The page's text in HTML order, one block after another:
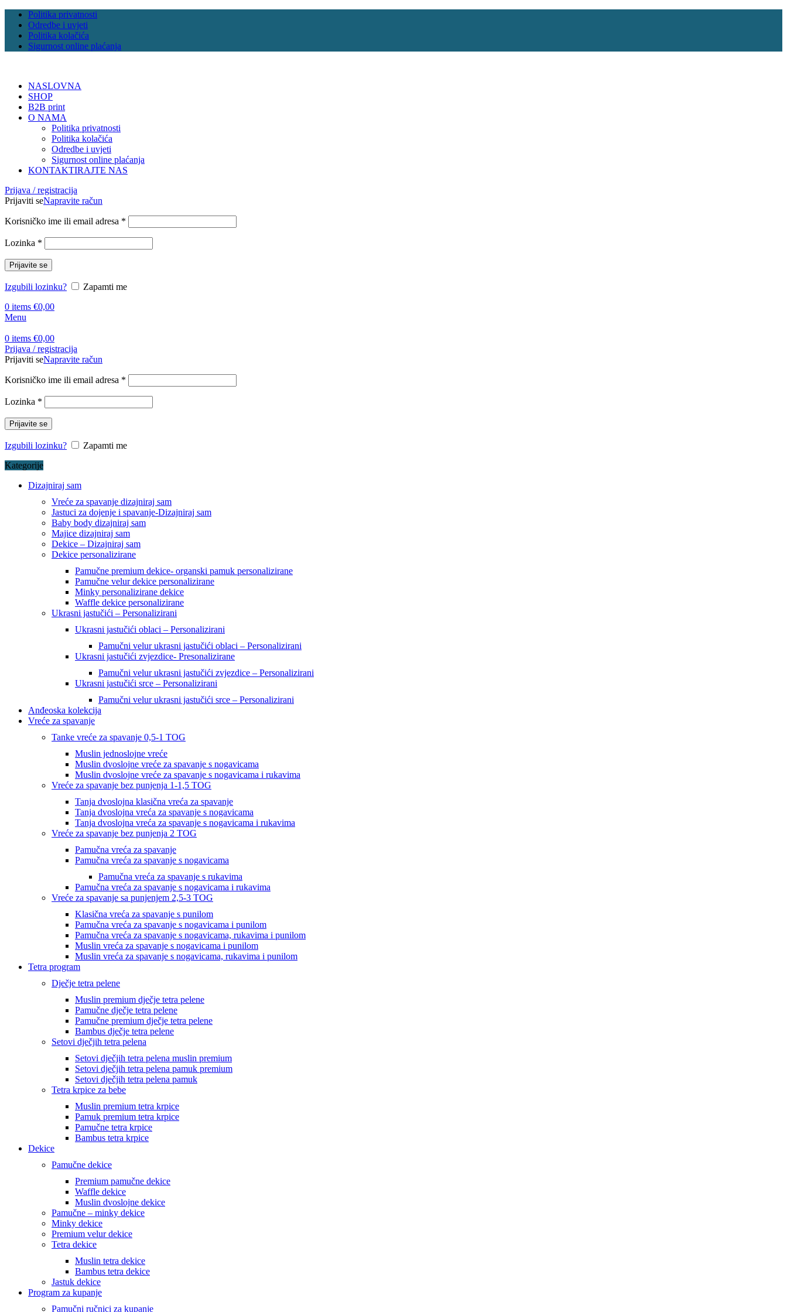
Politika privatnosti
Odredbe i uvjeti
Politika kolačića
Sigurnost online plaćanja
NASLOVNA
SHOP
B2B print
O NAMA
Politika privatnosti
Politika kolačića
Odredbe i uvjeti
Sigurnost online plaćanja
KONTAKTIRAJTE NAS
Prijava / registracija
Prijaviti seNapravite račun
Korisničko ime ili email adresa *
Lozinka *
Prijavite se
Izgubili lozinku?
Zapamti me
0 items €0,00
Menu
0 items €0,00
Prijava / registracija
Prijaviti seNapravite račun
Korisničko ime ili email adresa *
Lozinka *
Prijavite se
Izgubili lozinku?
Zapamti me
Kategorije
Dizajniraj sam
Vreće za spavanje dizajniraj sam
Jastuci za dojenje i spavanje-Dizajniraj sam
Baby body dizajniraj sam
Majice dizajniraj sam
Dekice – Dizajniraj sam
Dekice personalizirane
Pamučne premium dekice- organski pamuk personalizirane
Pamučne velur dekice personalizirane
Minky personalizirane dekice
Waffle dekice personalizirane
Ukrasni jastučići – Personalizirani
Ukrasni jastučići oblaci – Personalizirani
Pamučni velur ukrasni jastučići oblaci – Personalizirani
Ukrasni jastučići zvjezdice- Presonalizirane
Pamučni velur ukrasni jastučići zvjezdice – Personalizirani
Ukrasni jastučići srce – Personalizirani
Pamučni velur ukrasni jastučići srce – Personalizirani
Anđeoska kolekcija
Vreće za spavanje
Tanke vreće za spavanje 0,5-1 TOG
Muslin jednoslojne vreće
Muslin dvoslojne vreće za spavanje s nogavicama
Muslin dvoslojne vreće za spavanje s nogavicama i rukavima
Vreće za spavanje bez punjenja 1-1,5 TOG
Tanja dvoslojna klasična vreća za spavanje
Tanja dvoslojna vreća za spavanje s nogavicama
Tanja dvoslojna vreća za spavanje s nogavicama i rukavima
Vreće za spavanje bez punjenja 2 TOG
Pamučna vreća za spavanje
Pamučna vreća za spavanje s nogavicama
Pamučna vreća za spavanje s rukavima
Pamučna vreća za spavanje s nogavicama i rukavima
Vreće za spavanje sa punjenjem 2,5-3 TOG
Klasična vreća za spavanje s punilom
Pamučna vreća za spavanje s nogavicama i punilom
Pamučna vreća za spavanje s nogavicama, rukavima i punilom
Muslin vreća za spavanje s nogavicama i punilom
Muslin vreća za spavanje s nogavicama, rukavima i punilom
Tetra program
Dječje tetra pelene
Muslin premium dječje tetra pelene
Pamučne dječje tetra pelene
Pamučne premium dječje tetra pelene
Bambus dječje tetra pelene
Setovi dječjih tetra pelena
Setovi dječjih tetra pelena muslin premium
Setovi dječjih tetra pelena pamuk premium
Setovi dječjih tetra pelena pamuk
Tetra krpice za bebe
Muslin premium tetra krpice
Pamuk premium tetra krpice
Pamučne tetra krpice
Bambus tetra krpice
Dekice
Pamučne dekice
Premium pamučne dekice
Waffle dekice
Muslin dvoslojne dekice
Pamučne – minky dekice
Minky dekice
Premium velur dekice
Tetra dekice
Muslin tetra dekice
Bambus tetra dekice
Jastuk dekice
Program za kupanje
Pamučni ručnici za kupanje